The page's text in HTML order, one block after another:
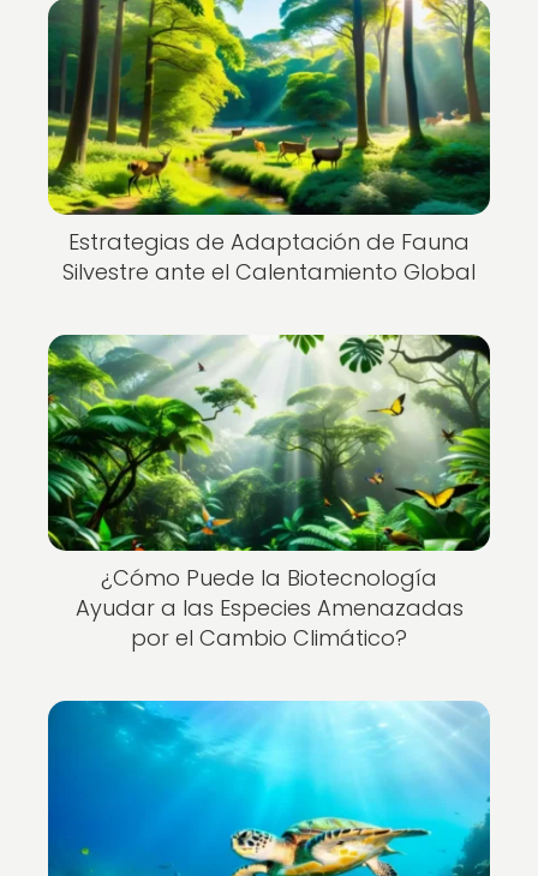
Estrategias de Adaptación de Fauna
Silvestre ante el Calentamiento Global
¿Cómo Puede la Biotecnología
Ayudar a las Especies Amenazadas
por el Cambio Climático?